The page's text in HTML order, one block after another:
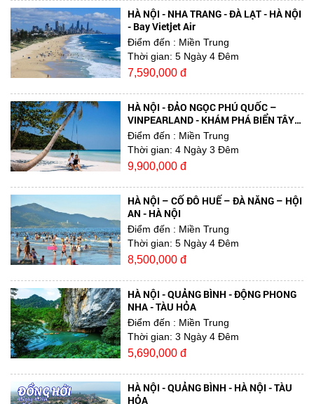
HÀ NỘI - NHA TRANG - ĐÀ LẠT - HÀ NỘI
- Bay Vietjet Air
Điểm đến : Miền Trung
Thời gian: 5 Ngày 4 Đêm
7,590,000 đ
HÀ NỘI - ĐẢO NGỌC PHÚ QUỐC –
VINPEARLAND - KHÁM PHÁ BIỂN TÂY
NAM - HÀ NỘI bay Vietjet
Điểm đến : Miền Trung
Thời gian: 4 Ngày 3 Đêm
9,900,000 đ
HÀ NỘI – CỐ ĐÔ HUẾ – ĐÀ NẴNG – HỘI
AN - HÀ NỘI
Điểm đến : Miền Trung
Thời gian: 5 Ngày 4 Đêm
8,500,000 đ
HÀ NỘI - QUẢNG BÌNH - ĐỘNG PHONG
NHA - TÀU HỎA
Điểm đến : Miền Trung
Thời gian: 3 Ngày 4 Đêm
5,690,000 đ
HÀ NỘI - QUẢNG BÌNH - HÀ NỘI - TÀU
HỎA